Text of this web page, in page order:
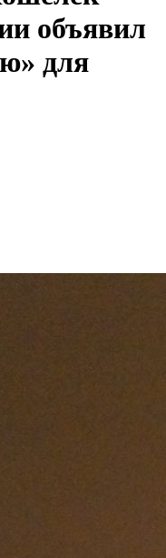
объявил
для